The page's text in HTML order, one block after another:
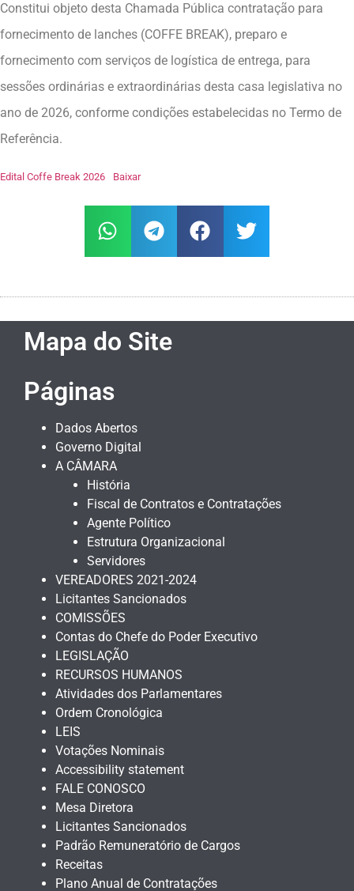
Constitui objeto desta Chamada Pública contratação para
fornecimento de lanches (COFFE BREAK), preparo e
fornecimento com serviços de logística de entrega, para
sessões ordinárias e extraordinárias desta casa legislativa no
ano de 2026, conforme condições estabelecidas no Termo de
Referência.
Edital Coffe Break 2026 Baixar
Mapa do Site
Páginas
Dados Abertos
Governo Digital
A CÂMARA
História
Fiscal de Contratos e Contratações
Agente Político
Estrutura Organizacional
Servidores
VEREADORES 2021-2024
Licitantes Sancionados
COMISSÕES
Contas do Chefe do Poder Executivo
LEGISLAÇÃO
RECURSOS HUMANOS
Atividades dos Parlamentares
Ordem Cronológica
LEIS
Votações Nominais
Accessibility statement
FALE CONOSCO
Mesa Diretora
Licitantes Sancionados
Padrão Remuneratório de Cargos
Receitas
Plano Anual de Contratações